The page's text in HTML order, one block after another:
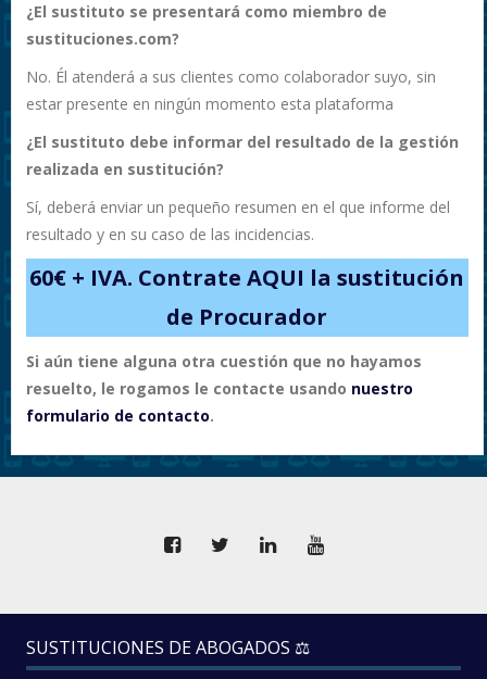
¿El sustituto se presentará como miembro de
sustituciones.com?
No. Él atenderá a sus clientes como colaborador suyo, sin
estar presente en ningún momento esta plataforma
¿El sustituto debe informar del resultado de la gestión
realizada en sustitución?
Sí, deberá enviar un pequeño resumen en el que informe del
resultado y en su caso de las incidencias.
60€ + IVA. Contrate AQUI la sustitución
de Procurador
Si aún tiene alguna otra cuestión que no hayamos
resuelto, le rogamos le contacte usando nuestro
formulario de contacto.
SUSTITUCIONES DE ABOGADOS ⚖️